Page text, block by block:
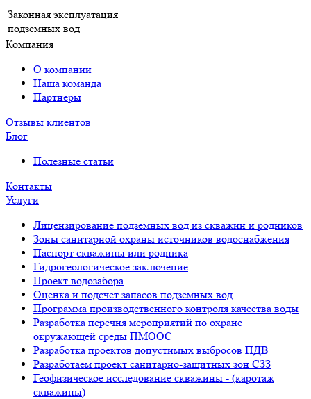
Законная эксплуатация
подземных вод
Компания
О компании
Наша команда
Партнеры
Отзывы клиентов
Блог
Полезные статьи
Контакты
Услуги
Лицензирование подземных вод из скважин и родников
Зоны санитарной охраны источников водоснабжения
Паспорт скважины или родника
Гидрогеологическое заключение
Проект водозабора
Оценка и подсчет запасов подземных вод
Программа производственного контроля качества воды
Разработка перечня мероприятий по охране
окружающей среды ПМООС
Разработка проектов допустимых выбросов ПДВ
Разработаем проект санитарно-защитных зон СЗЗ
Геофизическое исследование скважины - (каротаж
скважины)